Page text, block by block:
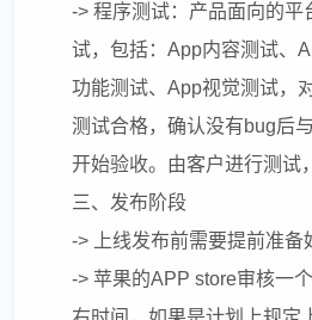
-> 程序测试：产品面向的平
试，包括：App内容测试、
功能测试、App视觉测试，
测试合格，确认没有bug后
开始验收。由客户进行测试
三、发布阶段
-> 上线发布前需要提前准备
-> 苹果的APP store审核一